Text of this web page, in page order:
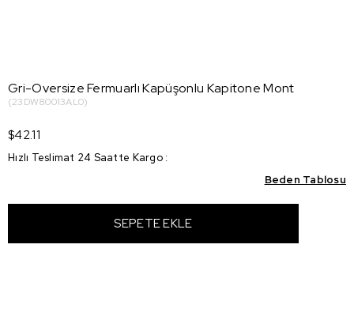
Gri-Oversize Fermuarlı Kapüşonlu Kapitone Mont
(23DW80013AL0)
$42.11
Hızlı Teslimat 24 Saatte Kargo :
Beden Tablosu